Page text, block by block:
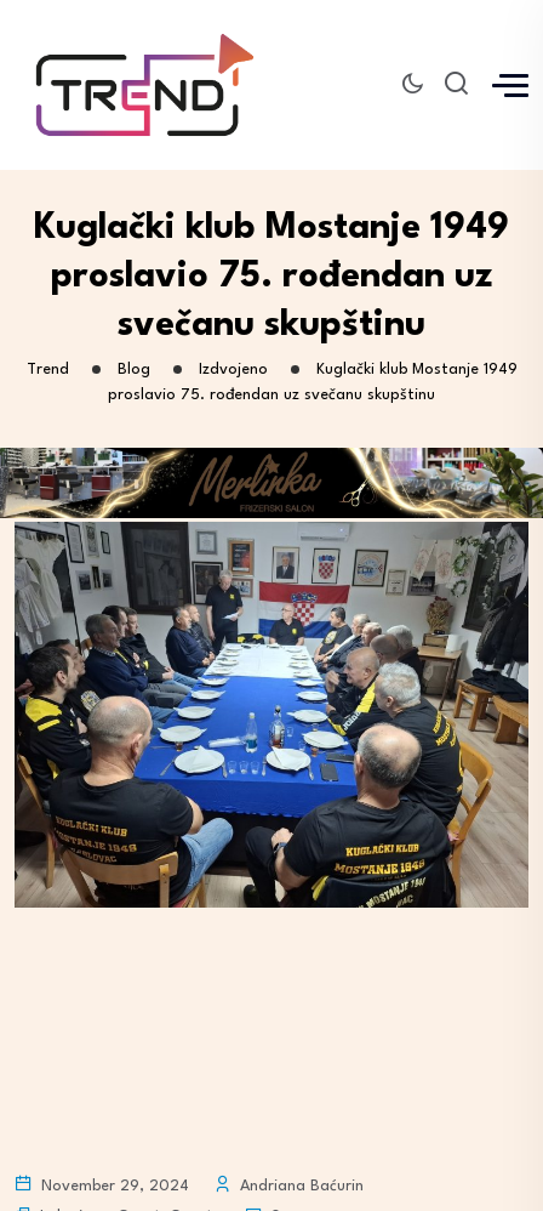
Kuglački klub Mostanje 1949
proslavio 75. rođendan uz
svečanu skupštinu
Trend Blog Izdvojeno
Kuglački klub Mostanje 1949
proslavio 75. rođendan uz svečanu skupštinu
November 29, 2024
Andriana Baćurin